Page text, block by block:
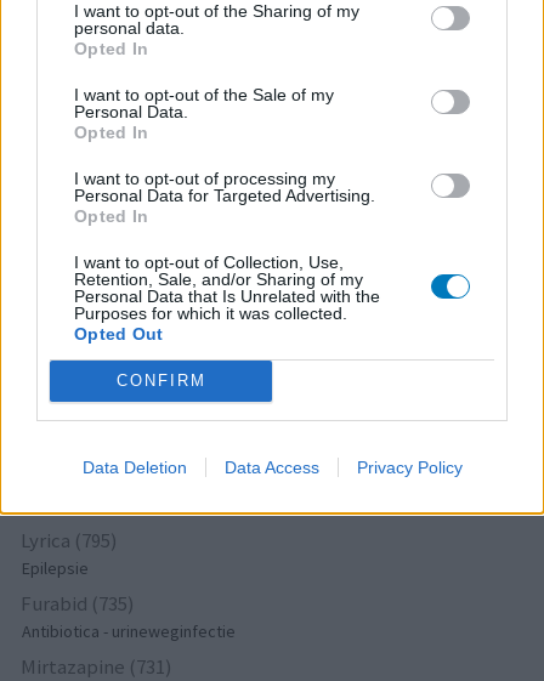
I want to opt-out of the Sharing of my
personal data.
Opted In
I want to opt-out of the Sale of my
Personal Data.
Opted In
I want to opt-out of processing my
Personal Data for Targeted Advertising.
Opted In
I want to opt-out of Collection, Use,
Retention, Sale, and/or Sharing of my
Personal Data that Is Unrelated with the
Purposes for which it was collected.
Opted Out
CONFIRM
Data Deletion Data Access Privacy Policy
Paroxetine (1272)
Depressie - antidepressiva SSRI
Simvastatine (1228)
Cholesterol
Verslavingsziekten
Venlafaxine (1004)
Depressie - antidepressiva overig
Tramadol (939)
Pijn - morfine-achtigen
Thyrax Duotab (882)
Schildklier - hypothyroidie (traagwerkend)
Omeprazol (848)
Metoprolol (817)
Lyrica (795)
Epilepsie
Furabid (735)
Antibiotica - urineweginfectie
Mirtazapine (731)